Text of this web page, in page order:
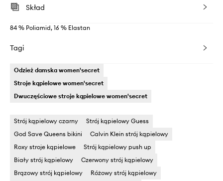
Skład
84 % Poliamid, 16 % Elastan
Tagi
Odzież damska women'secret
Stroje kąpielowe women'secret
Dwuczęściowe stroje kąpielowe women'secret
Strój kąpielowy czarny
Strój kąpielowy Guess
God Save Queens bikini
Calvin Klein strój kąpielowy
Roxy stroje kąpielowe
Strój kąpielowy push up
Biały strój kąpielowy
Czerwony strój kąpielowy
Brązowy strój kąpielowy
Różowy strój kąpielowy